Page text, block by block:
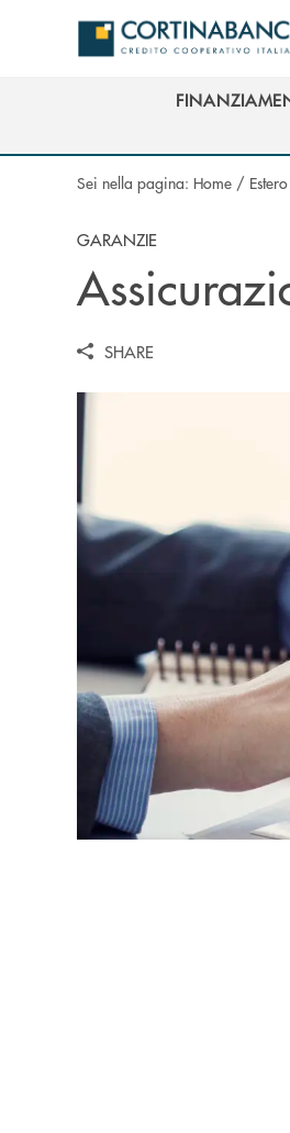
Salta al contenuto principale
Sei nella pagina: Home / Estero
GARANZIE
SHARE